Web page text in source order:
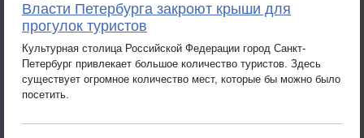
Власти Петербурга закроют крыши для
прогулок туристов
Культурная столица Российской Федерации город Санкт-
Петербург привлекает большое количество туристов. Здесь
существует огромное количество мест, которые бы можно было
посетить.